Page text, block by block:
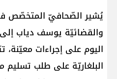
يُشير الصّحافيّ المتخصّص
والقضائيّة يوسف دياب
اليوم على إجراءات معيّنة،
البلغاريّة على طلب تسليم